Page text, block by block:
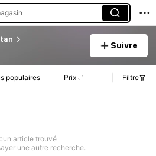
Suivre
populaires Prix Filtre
article trouvé
une autre recherche.